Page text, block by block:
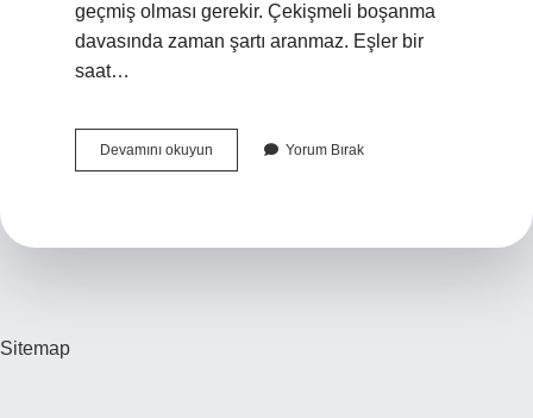
geçmiş olması gerekir. Çekişmeli boşanma
davasında zaman şartı aranmaz. Eşler bir
saat…
Devamını okuyun
Aylık
Yorum Bırak
Sitemap